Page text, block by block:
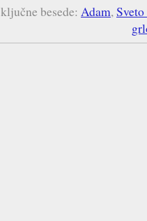
ključne besede: Adam,